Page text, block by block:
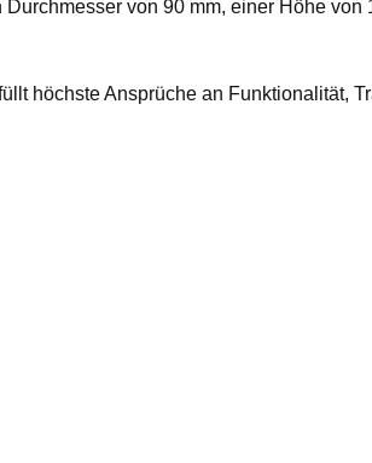
von 90 mm, einer Höhe von
höchste Ansprüche an Funktionalität,